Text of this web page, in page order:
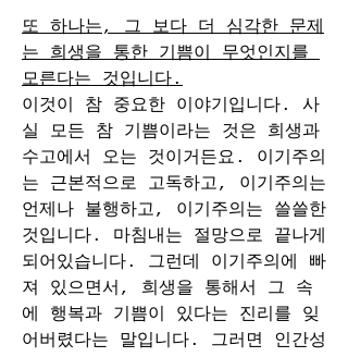
또 하나는, 그 보다 더 심각한 문제
는 희생을 통한 기쁨이 무엇인지를
모른다는 것입니다.
이것이 참 중요한 이야기입니다. 사
실 모든 참 기쁨이라는 것은 희생과
수고에서 오는 것이거든요. 이기주의
는 근본적으로 고독하고, 이기주의는
언제나 불행하고, 이기주의는 쓸쓸한
것입니다. 마침내는 절망으로 끝나게
되어있습니다. 그런데 이기주의에 빠
져 있으면서, 희생을 통해서 그 속
에 행복과 기쁨이 있다는 진리를 잊
어버렸다는 말입니다. 그러면 인간성